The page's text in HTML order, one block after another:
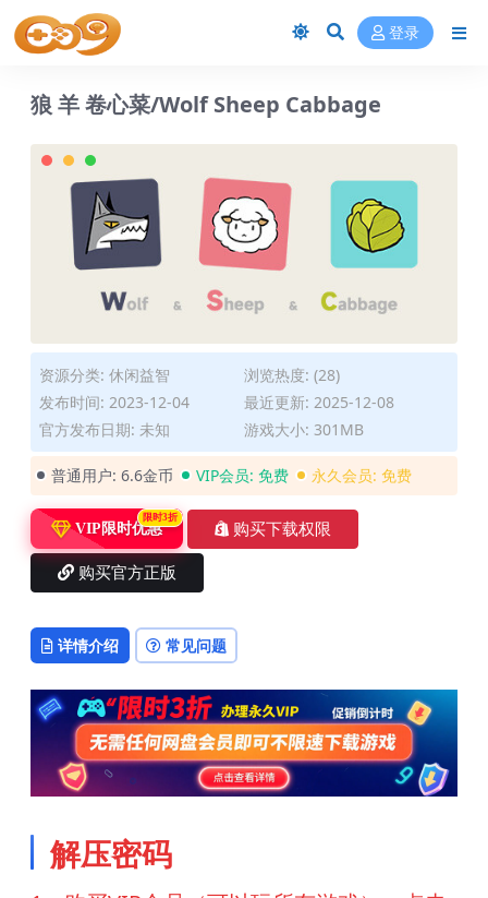
登录
狼 羊 卷心菜/Wolf Sheep Cabbage
资源分类: 休闲益智
浏览热度: (28)
发布时间: 2023-12-04
最近更新: 2025-12-08
官方发布日期: 未知
游戏大小: 301MB
普通用户: 6.6金币 VIP会员: 免费 永久会员: 免费
VIP限时优惠
限时3折
购买下载权限
购买官方正版
详情介绍 常见问题
解压密码